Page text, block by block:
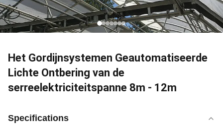
Het Gordijnsystemen Geautomatiseerde
Lichte Ontbering van de
serreelektriciteitspanne 8m - 12m
Specifications